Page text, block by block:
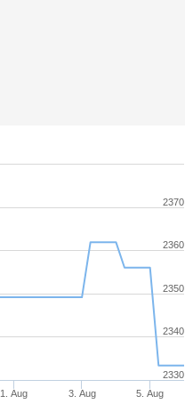
1. Aug 3. Aug 5. Aug
2330
2340
2350
2360
2370